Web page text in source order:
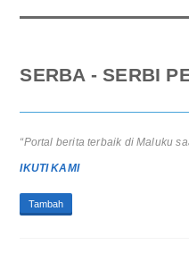
SERBA - SERBI
Pra RAT KSP CU Hati Amboina
Tambah